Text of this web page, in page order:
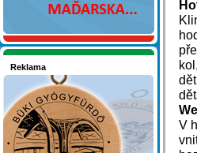
Reklama
Seznamete se - Maďarsko
V